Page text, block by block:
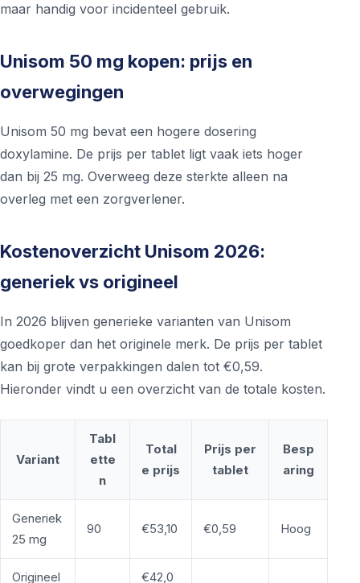
maar handig voor incidenteel gebruik.
Unisom 50 mg kopen: prijs en
overwegingen
Unisom 50 mg bevat een hogere dosering
doxylamine. De prijs per tablet ligt vaak iets hoger
dan bij 25 mg. Overweeg deze sterkte alleen na
overleg met een zorgverlener.
Kostenoverzicht Unisom 2026:
generiek vs origineel
In 2026 blijven generieke varianten van Unisom
goedkoper dan het originele merk. De prijs per tablet
kan bij grote verpakkingen dalen tot €0,59.
Hieronder vindt u een overzicht van de totale kosten.
Variant
Tabl
ette
n
Total
e prijs
Prijs per
tablet
Besp
aring
Generiek
25 mg
90 €53,10 €0,59 Hoog
Origineel
€42,0